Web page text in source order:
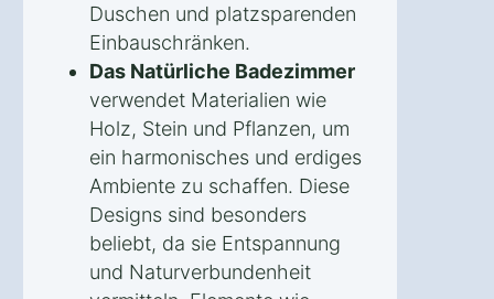
Duschen und platzsparenden
Einbauschränken.
Das Natürliche Badezimmer
verwendet Materialien wie
Holz, Stein und Pflanzen, um
ein harmonisches und erdiges
Ambiente zu schaffen. Diese
Designs sind besonders
beliebt, da sie Entspannung
und Naturverbundenheit